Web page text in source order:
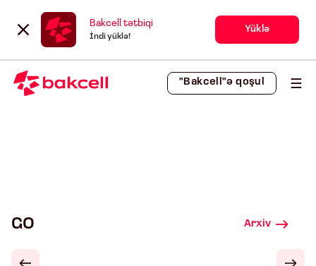
Bakcell tətbiqi
İndi yüklə!
Yüklə
"Bakcell"ə qoşul
GO Arxiv